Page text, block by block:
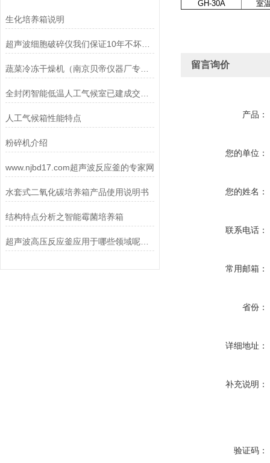
生化培养箱说明
超声波细胞破碎仪我们保证10年不坏，除非去破坏。
蔬菜冷冻干燥机（南京贝帝仪器厂专业生产）
人工气候箱性能特点
粉碎机介绍
www.njbd17.com超声波反应釜的专家网
水套式二氧化碳培养箱产品使用说明书
结构特点分析之智能霉菌培养箱
超声波高压反应釜应用于哪些领域呢？瞧这里！
GH-30A
室
留言询价
产品：
您的单位：
您的姓名：
联系电话：
常用邮箱：
省份：
详细地址：
补充说明：
验证码：